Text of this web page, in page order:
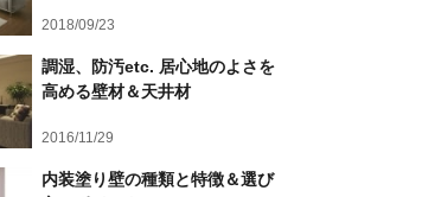
2018/09/23
調湿、防汚etc. 居心地のよさを
高める壁材＆天井材
2016/11/29
内装塗り壁の種類と特徴＆選び